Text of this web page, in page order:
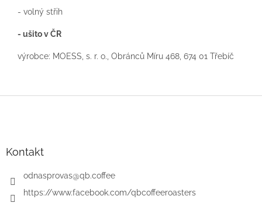
- volný střih
- ušito v ČR
výrobce: MOESS, s. r. o., Obránců Míru 468, 674 01 Třebíč
Kontakt
odnasprovas@qb.coffee
https://www.facebook.com/qbcoffeeroasters